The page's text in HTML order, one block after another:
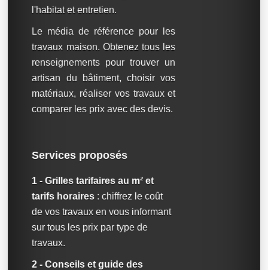
l'habitat et entretien.
Le média de référence pour les
travaux maison. Obtenez tous les
renseignements pour trouver un
artisan du bâtiment, choisir vos
matériaux, réaliser vos travaux et
comparer les prix avec des devis.
Services proposés
1 - Grilles tarifaires au m² et
tarifs horaires : chiffrez le coût
de vos travaux en vous informant
sur tous les prix par type de
travaux.
2 - Conseils et guide des